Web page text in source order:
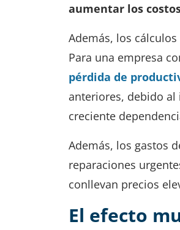
aumentar los
Además, los
Para una empresa
pérdida de
anteriores, debido al
creciente
Además, los gastos
reparaciones
conllevan precios
El efecto